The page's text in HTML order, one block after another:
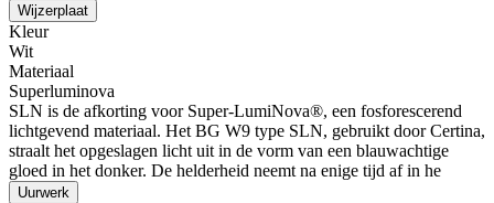
Wijzerplaat
Kleur
Wit
Materiaal
Superluminova
SLN is de afkorting voor Super-LumiNova®, een fosforescerend
lichtgevend materiaal. Het BG W9 type SLN, gebruikt door Certina,
straalt het opgeslagen licht uit in de vorm van een blauwachtige
gloed in het donker. De helderheid neemt na enige tijd af in he
Uurwerk